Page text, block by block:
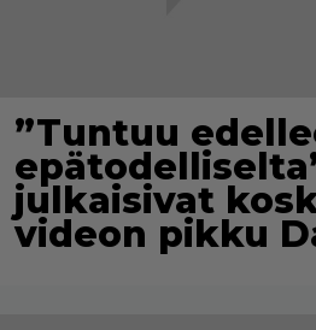
”Tuntuu
julkaisivat
videon pikku